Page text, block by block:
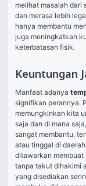
melihat masalah dari
dan merasa lebih
hanya membantu
juga meningkatkan
keterbatasan fisik.
Keuntungan
Manfaat adanya
signifikan perannya.
memungkinkan kita
saja dan di mana
sangat membantu,
atau tinggal di
ditawarkan membuat
tanpa takut dihakimi
yang disediakan